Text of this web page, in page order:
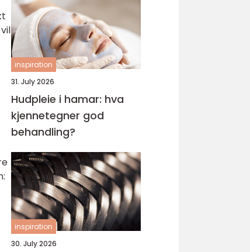
inspiration
31. July 2026
Hudpleie i hamar: hva
kjennetegner god
behandling?
inspiration
30. July 2026